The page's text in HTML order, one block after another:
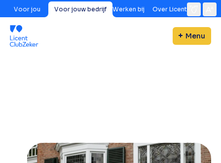
Voor jou Voor jouw bedrijf Werken bij Over Licent
Menu